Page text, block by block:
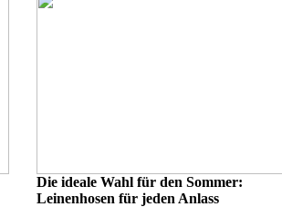
Die ideale Wahl für den Sommer:
Leinenhosen für jeden Anlass